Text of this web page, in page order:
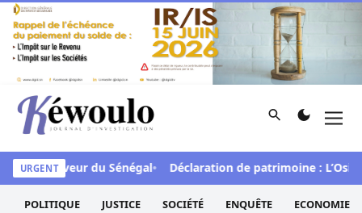
Aller au contenu
Kéwoulo, le premier site d'information et d'investigation
Rechercher
URGENT
en faveur du Sénégal Déclaration de patrimoine : L’Osidea
POLITIQUE JUSTICE SOCIÉTÉ ENQUÊTE ECONOMIE